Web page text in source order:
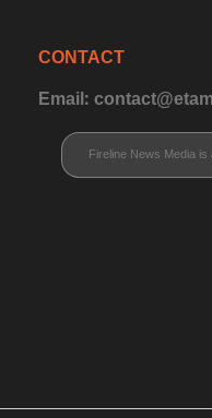
CONTACT
Email:
Fireline News Media